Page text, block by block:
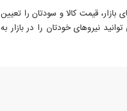
بازار، قیمت کالا و سودتان را تعیین
نیروهای خودتان را در بازار به